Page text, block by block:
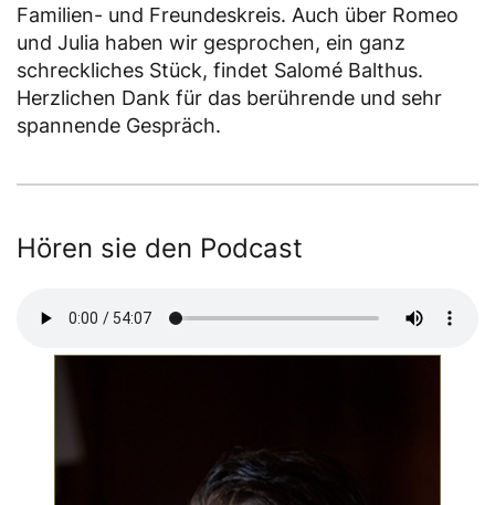
Familien- und Freundeskreis. Auch über Romeo
und Julia haben wir gesprochen, ein ganz
schreckliches Stück, findet Salomé Balthus.
Herzlichen Dank für das berührende und sehr
spannende Gespräch.
Hören sie den Podcast